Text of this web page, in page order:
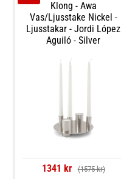
Klong - Awa
Vas/Ljusstake Nickel -
Ljusstakar - Jordi López
Aguiló - Silver
1341 kr (1575 kr)